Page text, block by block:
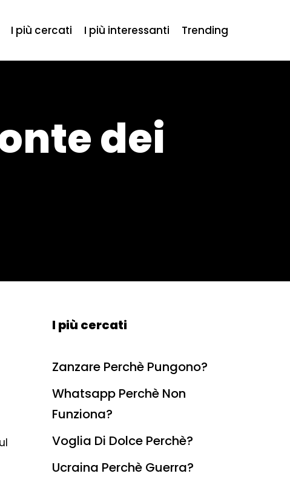
I più cercati I più interessanti Trending
dei
I più cercati
Zanzare Perchè Pungono?
Whatsapp Perchè Non
Funziona?
Voglia Di Dolce Perchè?
Ucraina Perchè Guerra?